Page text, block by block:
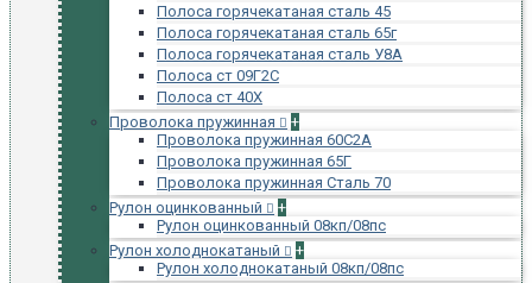
Полоса горячекатаная сталь 45
Полоса горячекатаная сталь 65г
Полоса горячекатаная сталь У8А
Полоса ст 09Г2С
Полоса ст 40Х
Проволока пружинная
+
Проволока пружинная 60С2А
Проволока пружинная 65Г
Проволока пружинная Сталь 70
Рулон оцинкованный
+
Рулон оцинкованный 08кп/08пс
Рулон холоднокатаный
+
Рулон холоднокатаный 08кп/08пс